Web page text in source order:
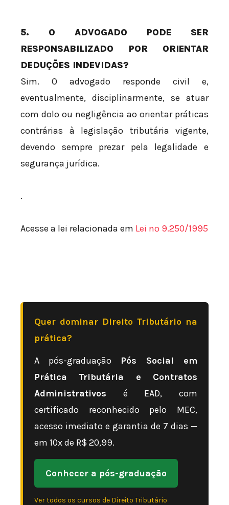
5. O ADVOGADO PODE SER
RESPONSABILIZADO POR ORIENTAR
DEDUÇÕES INDEVIDAS?
Sim. O advogado responde civil e,
eventualmente, disciplinarmente, se atuar
com dolo ou negligência ao orientar práticas
contrárias à legislação tributária vigente,
devendo sempre prezar pela legalidade e
segurança jurídica.
.
Acesse a lei relacionada em Lei nº 9.250/1995
Quer dominar Direito Tributário na
prática?
A pós-graduação Pós Social em
Prática Tributária e Contratos
Administrativos é EAD, com
certificado reconhecido pelo MEC,
acesso imediato e garantia de 7 dias —
em 10x de R$ 20,99.
Conhecer a pós-graduação
Ver todos os cursos de Direito Tributário